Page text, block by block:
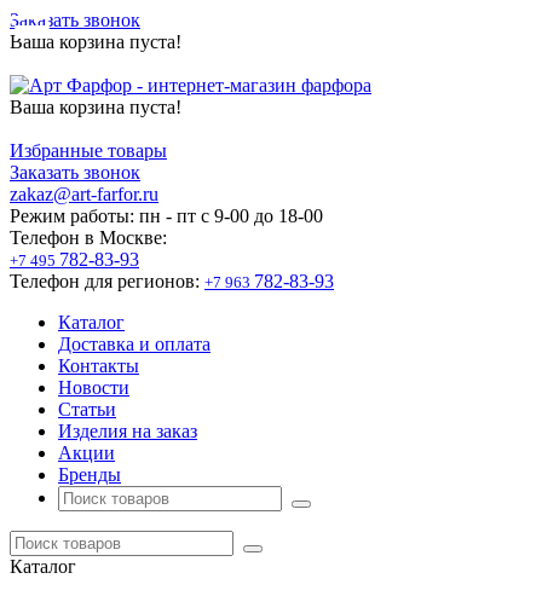
Заказать звонок
Ваша корзина пуста!
Ваша корзина пуста!
Избранные товары
Заказать звонок
zakaz@art-farfor.ru
Режим работы: пн - пт c 9-00 до 18-00
Телефон в Москве:
+7 495 782-83-93
Телефон для регионов: +7 963 782-83-93
Каталог
Доставка и оплата
Контакты
Новости
Статьи
Изделия на заказ
Акции
Бренды
Каталог